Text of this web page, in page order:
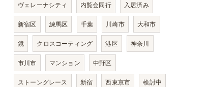
ヴェレーナシティ 内覧会同行 入居済み
新宿区 練馬区 千葉 川崎市 大和市
鏡 クロスコーティング 港区 神奈川
市川市 マンション 中野区
ストーングレース 新宿 西東京市 検討中